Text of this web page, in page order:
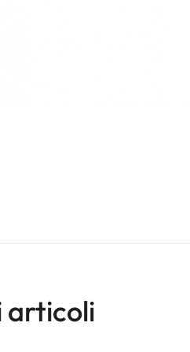
articoli